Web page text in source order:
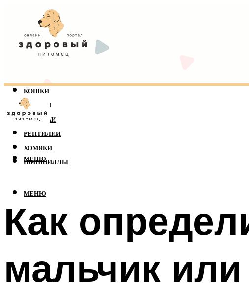
КОШКИ
СОБАКИ
ПОПУГАИ
РЕПТИЛИИ
ХОМЯКИ
ШИНШИЛЛЫ
МЕНЮ
МЕНЮ
Как
мальчик